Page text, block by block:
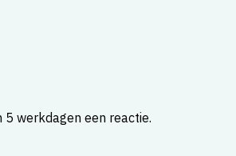
werkdagen een reactie.